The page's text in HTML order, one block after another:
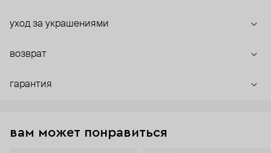
уход за украшениями
возврат
гарантия
вам может понравиться